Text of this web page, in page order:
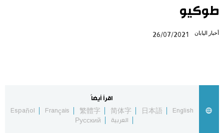
سياحة وسفر
طوكيو
أخبار اليابان 26/07/2021
اقرأ أيضاً
English
日本語
简体字
繁體字
Français
Español
العربية
Русский